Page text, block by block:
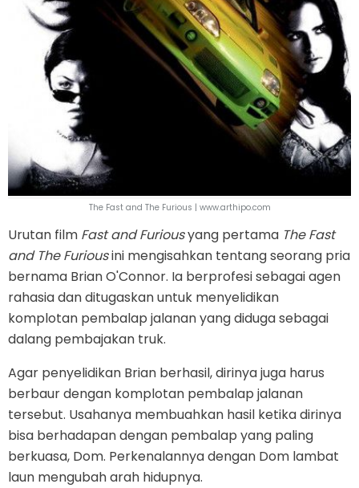
The Fast and The Furious | www.arthipo.com
Urutan film Fast and Furiousyang pertama The Fast
and The Furiousini mengisahkan tentang seorang pria
bernama Brian O'Connor. Ia berprofesi sebagai agen
rahasia dan ditugaskan untuk menyelidikan
komplotan pembalap jalanan yang diduga sebagai
dalang pembajakan truk.
Agar penyelidikan Brian berhasil, dirinya juga harus
berbaur dengan komplotan pembalap jalanan
tersebut. Usahanya membuahkan hasil ketika dirinya
bisa berhadapan dengan pembalap yang paling
berkuasa, Dom. Perkenalannya dengan Dom lambat
laun mengubah arah hidupnya.